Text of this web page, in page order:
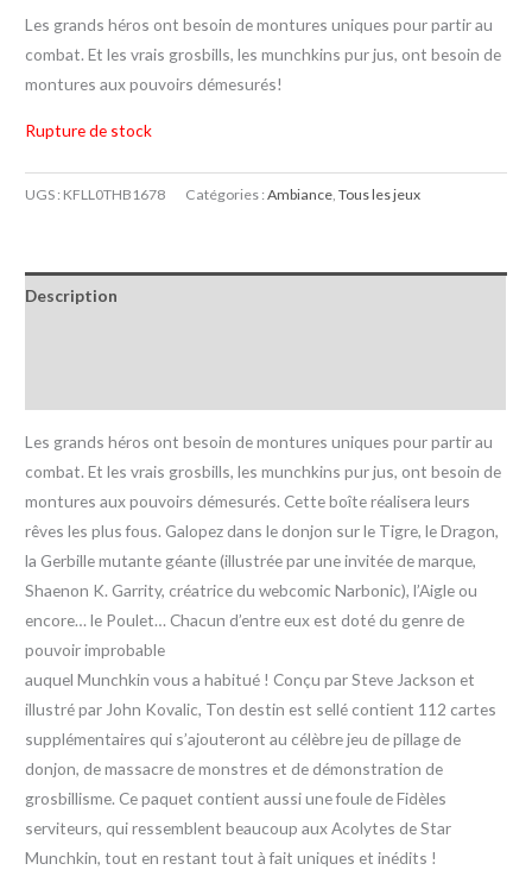
Les grands héros ont besoin de montures uniques pour partir au
combat. Et les vrais grosbills, les munchkins pur jus, ont besoin de
montures aux pouvoirs démesurés!
Rupture de stock
UGS : KFLL0THB1678 Catégories :Ambiance ,Tous les jeux
Description
Les grands héros ont besoin de montures uniques pour partir au
combat. Et les vrais grosbills, les munchkins pur jus, ont besoin de
montures aux pouvoirs démesurés. Cette boîte réalisera leurs
rêves les plus fous. Galopez dans le donjon sur le Tigre, le Dragon,
la Gerbille mutante géante (illustrée par une invitée de marque,
Shaenon K. Garrity, créatrice du webcomic Narbonic), l’Aigle ou
encore… le Poulet… Chacun d’entre eux est doté du genre de
pouvoir improbable
auquel Munchkin vous a habitué ! Conçu par Steve Jackson et
illustré par John Kovalic, Ton destin est sellé contient 112 cartes
supplémentaires qui s’ajouteront au célèbre jeu de pillage de
donjon, de massacre de monstres et de démonstration de
grosbillisme. Ce paquet contient aussi une foule de Fidèles
serviteurs, qui ressemblent beaucoup aux Acolytes de Star
Munchkin, tout en restant tout à fait uniques et inédits !